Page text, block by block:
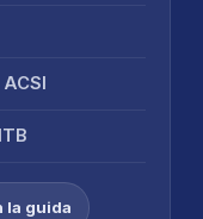
la guida